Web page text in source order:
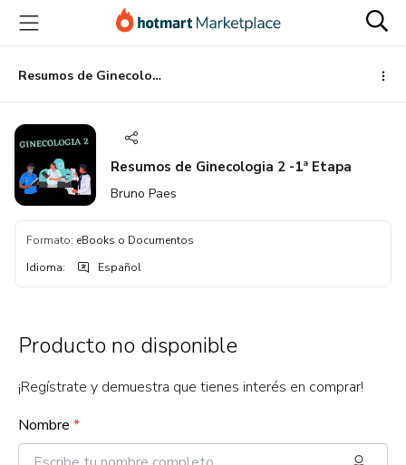
principal
página
de
página
Resumos de Ginecologia 2 -1ª Etapa
Resumos de Ginecologia 2 -1ª Etapa
Bruno Paes
Formato: eBooks o Documentos
Idioma: Español
Producto no disponible
¡Regístrate y demuestra que tienes interés en comprar!
Nombre *